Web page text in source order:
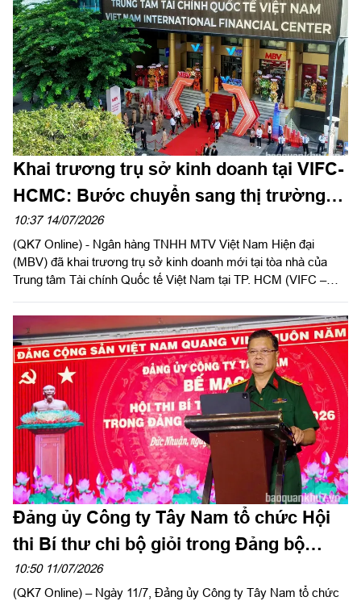
Khai trương trụ sở kinh doanh tại VIFC-
HCMC: Bước chuyển sang thị trường
phía Nam của Ngân hàng MBV
10:37 14/07/2026
(QK7 Online) - Ngân hàng TNHH MTV Việt Nam Hiện đại
(MBV) đã khai trương trụ sở kinh doanh mới tại tòa nhà của
Trung tâm Tài chính Quốc tế Việt Nam tại TP. HCM (VIFC –
chính thức từ MBV khi hiện diện tại đại lộ Nguyễn Huệ, mở đầu
cho bước đồng hành cùng hạ tầng tài chính mới của Thành
phố. Đây cũng là công trình ý nghĩa chào mừng kỷ niệm 50
năm Thành phố vinh dự mang tên Chủ tịch Hồ Chí Minh và
hướng tới cột mốc 30 năm Ngân hàng Thương mại cổ phần
Quân đội (MB) có mặt tại khu vực phía Nam.
Đảng ủy Công ty Tây Nam tổ chức Hội
thi Bí thư chi bộ giỏi trong Đảng bộ
Công ty năm 2026
10:50 11/07/2026
(QK7 Online) – Ngày 11/7, Đảng ủy Công ty Tây Nam tổ chức